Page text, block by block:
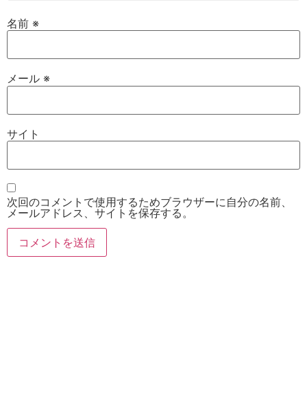
名前 ※
メール ※
サイト
次回のコメントで使用するためブラウザーに自分の名前、
メールアドレス、サイトを保存する。